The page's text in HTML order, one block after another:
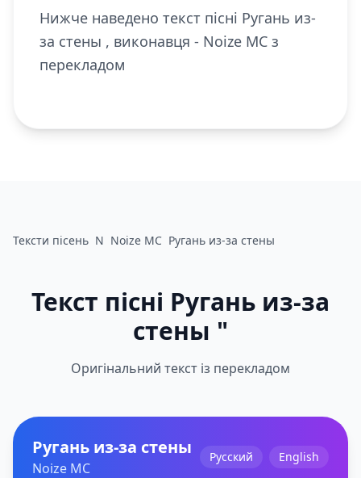
Нижче наведено текст пісні Ругань из-
за стены , виконавця - Noize MC з
перекладом
Тексти пісень N Noize MC Ругань из-за стены
Текст пісні Ругань из-за
стены "
Оригінальний текст із перекладом
Ругань из-за стены
Noize MC
Русский English